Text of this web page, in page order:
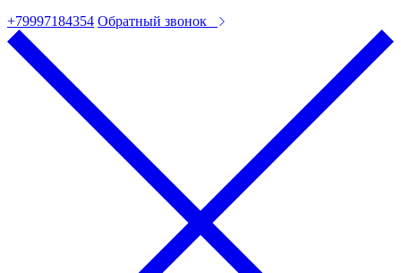
+79997184354 Обратный звонок